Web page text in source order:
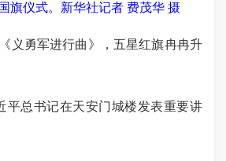
旗仪式。新华社记者 费茂华 摄
勇军进行曲》，五星红旗冉冉升
总书记在天安门城楼发表重要讲